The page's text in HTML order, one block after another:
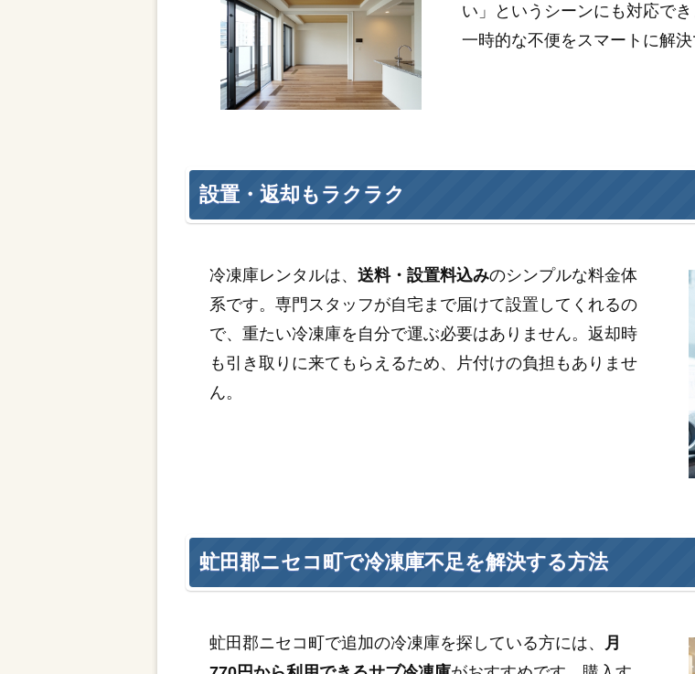
い」というシーンにも対応で
一時的な不便をスマートに解決
設置・返却もラクラク
冷凍庫レンタルは、送料・設置料込みのシンプルな料金体
系です。専門スタッフが自宅まで届けて設置してくれるの
で、重たい冷凍庫を自分で運ぶ必要はありません。返却時
も引き取りに来てもらえるため、片付けの負担もありませ
ん。
虻田郡ニセコ町で冷凍庫不足を解決する方法
虻田郡ニセコ町で追加の冷凍庫を探している方には、
月